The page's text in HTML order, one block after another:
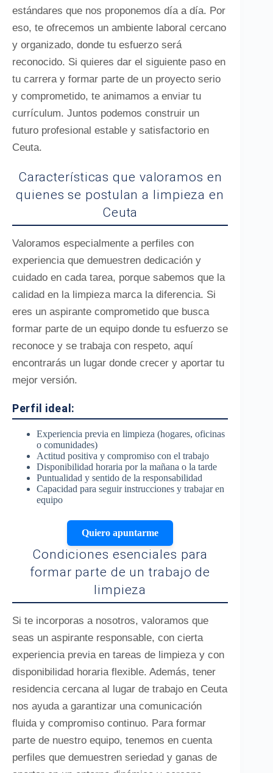
estándares que nos proponemos día a día. Por
eso, te ofrecemos un ambiente laboral cercano
y organizado, donde tu esfuerzo será
reconocido. Si quieres dar el siguiente paso en
tu carrera y formar parte de un proyecto serio
y comprometido, te animamos a enviar tu
currículum. Juntos podemos construir un
futuro profesional estable y satisfactorio en
Ceuta.
Características que valoramos en
quienes se postulan a limpieza en
Ceuta
Valoramos especialmente a perfiles con
experiencia que demuestren dedicación y
cuidado en cada tarea, porque sabemos que la
calidad en la limpieza marca la diferencia. Si
eres un aspirante comprometido que busca
formar parte de un equipo donde tu esfuerzo se
reconoce y se trabaja con respeto, aquí
encontrarás un lugar donde crecer y aportar tu
mejor versión.
Perfil ideal:
Experiencia previa en limpieza (hogares, oficinas
o comunidades)
Actitud positiva y compromiso con el trabajo
Disponibilidad horaria por la mañana o la tarde
Puntualidad y sentido de la responsabilidad
Capacidad para seguir instrucciones y trabajar en
equipo
Quiero apuntarme
Condiciones esenciales para
formar parte de un trabajo de
limpieza
Si te incorporas a nosotros, valoramos que
seas un aspirante responsable, con cierta
experiencia previa en tareas de limpieza y con
disponibilidad horaria flexible. Además, tener
residencia cercana al lugar de trabajo en Ceuta
nos ayuda a garantizar una comunicación
fluida y compromiso continuo. Para formar
parte de nuestro equipo, tenemos en cuenta
perfiles que demuestren seriedad y ganas de